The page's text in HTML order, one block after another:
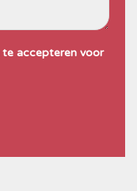
te accepteren voor